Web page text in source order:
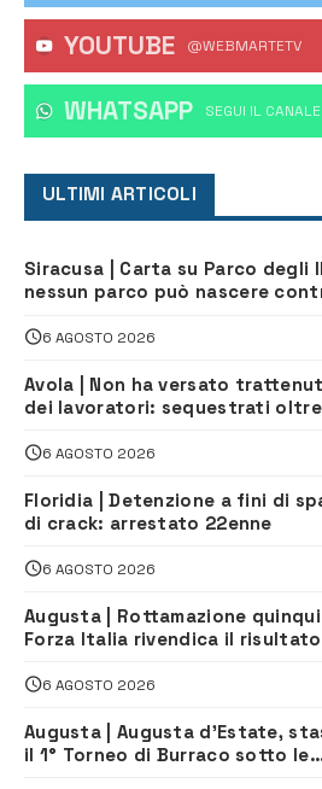
YOUTUBE @WEBMARTETV
WHATSAPP ‎SEGUI IL CANALE
ULTIMI ARTICOLI
Siracusa | Carta su Parco degli
nessun parco può nascere
6 AGOSTO 2026
Avola | Non ha versato
dei lavoratori: sequestrati
climatizzazione
6 AGOSTO 2026
Floridia | Detenzione a fini di
di crack: arrestato 22enne
6 AGOSTO 2026
Augusta | Rottamazione
Forza Italia rivendica il
6 AGOSTO 2026
Augusta | Augusta d’Estate,
il 1° Torneo di Burraco sotto le